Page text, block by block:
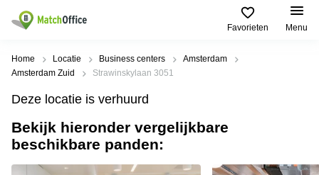
Favorieten Menu
Huren / Verhuren
Productpagina's
Kantoorruimten
Business
Populaire
Steden
Alkmaar
Oost
Populaire
zoekopdrachten
Kantoorruimte
in Breda
Kantoor
Help
Over ons
Voeg je kantoorruimte toe
Home Locatie Business centers
Amsterdam
Amsterdam Zuid
Strawinskylaan 3051
Deze locatie is verhuurd
Bekijk hieronder vergelijkbare
beschikbare panden: